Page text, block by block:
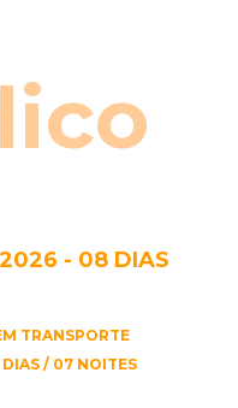
- 08 DIAS
TRANSPORTE
/ 07 NOITES